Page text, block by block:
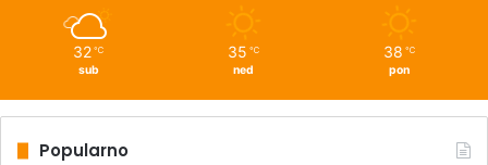
32 ℃
sub
35 ℃
ned
38 ℃
pon
Popularno